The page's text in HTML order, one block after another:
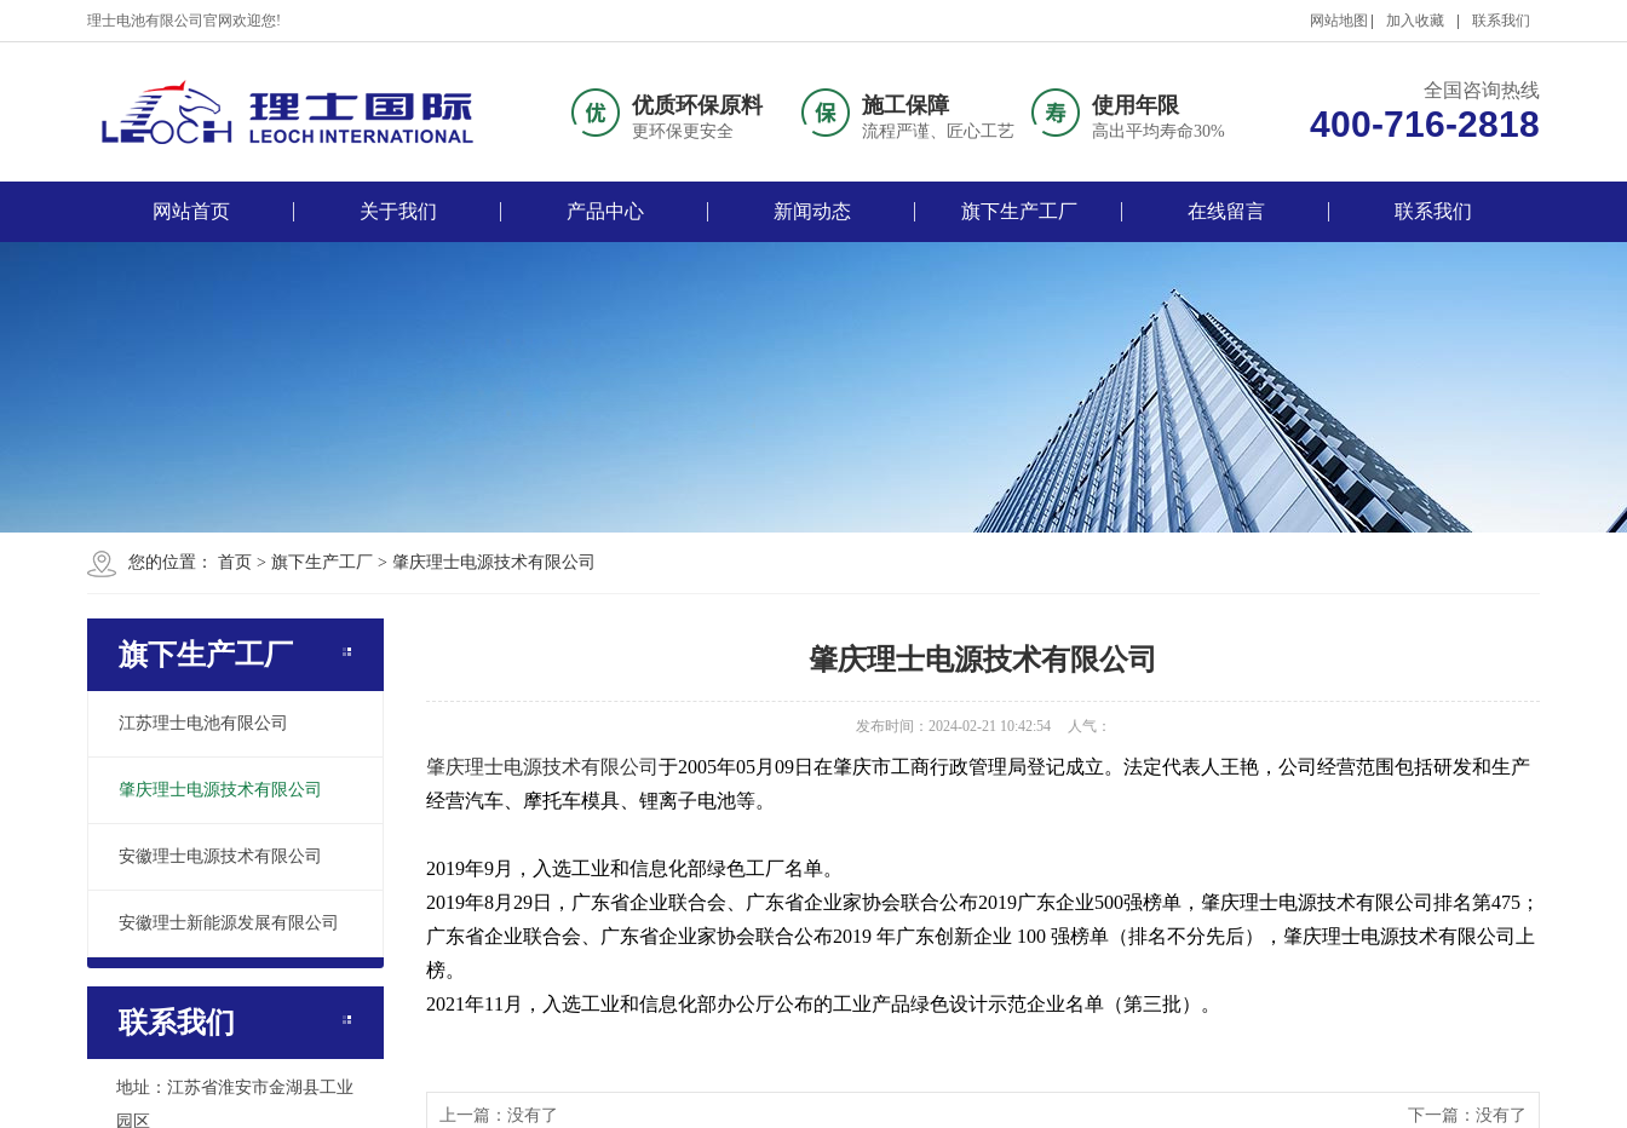
网站地图 加入收藏 联系我们
理士电池有限公司官网欢迎您!
优质环保原料
更环保更安全
施工保障
流程严谨、匠心工艺
使用年限
高出平均寿命30%
全国咨询热线
400-716-2818
网站首页 关于我们 产品中心 新闻动态 旗下生产工厂 在线留言 联系我们
您的位置： 首页 > 旗下生产工厂 > 肇庆理士电源技术有限公司
旗下生产工厂
江苏理士电池有限公司
肇庆理士电源技术有限公司
安徽理士电源技术有限公司
安徽理士新能源发展有限公司
联系我们
地址：江苏省淮安市金湖县工业
园区
肇庆理士电源技术有限公司
发布时间：2024-02-21 10:42:54 人气：
肇庆理士电源技术有限公司 于2005年05月09日在肇庆市工商行政管理局登记成立。法定代表人王艳，公司经营范围包括研发和生产
经营汽车、摩托车模具、锂离子电池等。
2019年9月，入选工业和信息化部绿色工厂名单。
2019年8月29日，广东省企业联合会、广东省企业家协会联合公布2019广东企业500强榜单，肇庆理士电源技术有限公司排名第475；
广东省企业联合会、广东省企业家协会联合公布2019 年广东创新企业 100 强榜单（排名不分先后），肇庆理士电源技术有限公司上
榜。
2021年11月，入选工业和信息化部办公厅公布的工业产品绿色设计示范企业名单（第三批）。
上一篇：没有了 下一篇：没有了